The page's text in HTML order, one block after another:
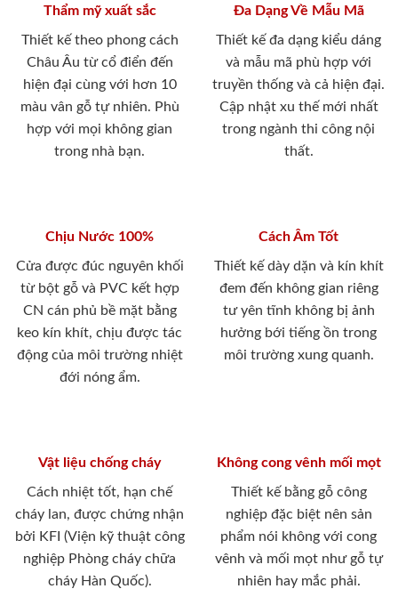
Thẩm mỹ xuất sắc
Thiết kế theo phong cách
Châu Âu từ cổ điển đến
hiện đại cùng với hơn 10
màu vân gỗ tự nhiên. Phù
hợp với mọi không gian
trong nhà bạn.
Đa Dạng Về Mẫu Mã
Thiết kế đa dạng kiểu dáng
và mẫu mã phù hợp với
truyền thống và cả hiện đại.
Cập nhật xu thế mới nhất
trong ngành thi công nội
thất.
Chịu Nước 100%
Cửa được đúc nguyên khối
từ bột gỗ và PVC kết hợp
CN cán phủ bề mặt bằng
keo kín khít, chịu được tác
động của môi trường nhiệt
đới nóng ẩm.
Cách Âm Tốt
Thiết kế dày dặn và kín khít
đem đến không gian riêng
tư yên tĩnh không bị ảnh
hưởng bới tiếng ồn trong
môi trường xung quanh.
Vật liệu chống cháy
Cách nhiệt tốt, hạn chế
cháy lan, được chứng nhận
bởi KFI (Viện kỹ thuật công
nghiệp Phòng cháy chữa
cháy Hàn Quốc).
Không cong vênh mối mọt
Thiết kế bằng gỗ công
nghiệp đặc biệt nên sản
phẩm nói không với cong
vênh và mối mọt như gỗ tự
nhiên hay mắc phải.